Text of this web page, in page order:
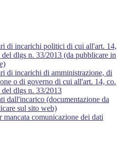
di incarichi politici di cui all'art. 14,
del dlgs n. 33/2013 (da pubblicare in
di incarichi di amministrazione, di
o di governo di cui all'art. 14, co.
del dlgs n. 33/2013
dall'incarico (documentazione da
sul sito web)
mancata comunicazione dei dati